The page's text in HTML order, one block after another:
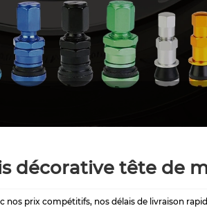
décorative tête de
nos prix compétitifs, nos délais de livraison